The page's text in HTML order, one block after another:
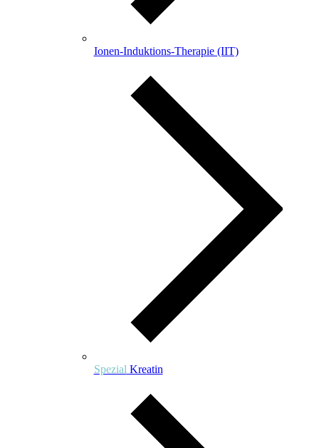
Ionen-Induktions-Therapie (IIT)
Spezial Kreatin